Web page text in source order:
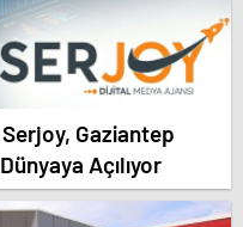
Açılıyor